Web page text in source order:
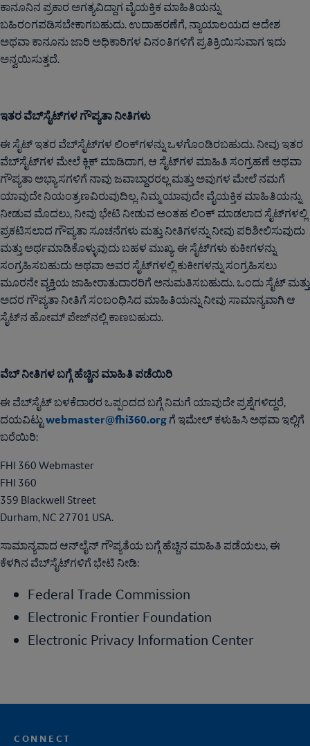
ಕಾನೂನಿನ ಪ್ರಕಾರ ಅಗತ್ಯವಿದ್ದಾಗ ವೈಯಕ್ತಿಕ ಮಾಹಿತಿಯನ್ನು
ಬಹಿರಂಗಪಡಿಸಬೇಕಾಗಬಹುದು. ಉದಾಹರಣೆಗೆ, ನ್ಯಾಯಾಲಯದ ಆದೇಶ
ಅಥವಾ ಕಾನೂನು ಜಾರಿ ಅಧಿಕಾರಿಗಳ ವಿನಂತಿಗಳಿಗೆ ಪ್ರತಿಕ್ರಿಯಿಸುವಾಗ ಇದು
ಅನ್ವಯಿಸುತ್ತದೆ.
ಇತರ ವೆಬ್‌ಸೈಟ್‌ಗಳ ಗೌಪ್ಯತಾ ನೀತಿಗಳು
ಈ ಸೈಟ್ ಇತರ ವೆಬ್‌ಸೈಟ್‌ಗಳ ಲಿಂಕ್‌ಗಳನ್ನು ಒಳಗೊಂಡಿರಬಹುದು. ನೀವು ಇತರ
ವೆಬ್‌ಸೈಟ್‌ಗಳ ಮೇಲೆ ಕ್ಲಿಕ್ ಮಾಡಿದಾಗ, ಆ ಸೈಟ್‌ಗಳ ಮಾಹಿತಿ ಸಂಗ್ರಹಣೆ ಅಥವಾ
ಗೌಪ್ಯತಾ ಅಭ್ಯಾಸಗಳಿಗೆ ನಾವು ಜವಾಬ್ದಾರರಲ್ಲ ಮತ್ತು ಅವುಗಳ ಮೇಲೆ ನಮಗೆ
ಯಾವುದೇ ನಿಯಂತ್ರಣವಿರುವುದಿಲ್ಲ. ನಿಮ್ಮ ಯಾವುದೇ ವೈಯಕ್ತಿಕ ಮಾಹಿತಿಯನ್ನು
ನೀಡುವ ಮೊದಲು, ನೀವು ಭೇಟಿ ನೀಡುವ ಅಂತಹ ಲಿಂಕ್ ಮಾಡಲಾದ ಸೈಟ್‌ಗಳಲ್ಲಿ
ಪ್ರಕಟಿಸಲಾದ ಗೌಪ್ಯತಾ ಸೂಚನೆಗಳು ಮತ್ತು ನೀತಿಗಳನ್ನು ನೀವು ಪರಿಶೀಲಿಸುವುದು
ಮತ್ತು ಅರ್ಥಮಾಡಿಕೊಳ್ಳುವುದು ಬಹಳ ಮುಖ್ಯ. ಈ ಸೈಟ್‌ಗಳು ಕುಕೀಗಳನ್ನು
ಸಂಗ್ರಹಿಸಬಹುದು ಅಥವಾ ಅವರ ಸೈಟ್‌ಗಳಲ್ಲಿ ಕುಕೀಗಳನ್ನು ಸಂಗ್ರಹಿಸಲು
ಮೂರನೇ ವ್ಯಕ್ತಿಯ ಜಾಹೀರಾತುದಾರರಿಗೆ ಅನುಮತಿಸಬಹುದು. ಒಂದು ಸೈಟ್ ಮತ್ತು
ಅದರ ಗೌಪ್ಯತಾ ನೀತಿಗೆ ಸಂಬಂಧಿಸಿದ ಮಾಹಿತಿಯನ್ನು ನೀವು ಸಾಮಾನ್ಯವಾಗಿ ಆ
ಸೈಟ್‌ನ ಹೋಮ್ ಪೇಜ್‌ನಲ್ಲಿ ಕಾಣಬಹುದು.
ವೆಬ್ ನೀತಿಗಳ ಬಗ್ಗೆ ಹೆಚ್ಚಿನ ಮಾಹಿತಿ ಪಡೆಯಿರಿ
ಈ ವೆಬ್‌ಸೈಟ್ ಬಳಕೆದಾರರ ಒಪ್ಪಂದದ ಬಗ್ಗೆ ನಿಮಗೆ ಯಾವುದೇ ಪ್ರಶ್ನೆಗಳಿದ್ದರೆ,
ದಯವಿಟ್ಟುwebmaster@fhi360.org ಗೆ ಇಮೇಲ್ ಕಳುಹಿಸಿ ಅಥವಾ ಇಲ್ಲಿಗೆ
ಬರೆಯಿರಿ:
FHI 360 Webmaster
FHI 360
359 Blackwell Street
Durham, NC 27701 USA.
ಸಾಮಾನ್ಯವಾದ ಆನ್‌ಲೈನ್ ಗೌಪ್ಯತೆಯ ಬಗ್ಗೆ ಹೆಚ್ಚಿನ ಮಾಹಿತಿ ಪಡೆಯಲು, ಈ
ಕೆಳಗಿನ ವೆಬ್‌ಸೈಟ್‌ಗಳಿಗೆ ಭೇಟಿ ನೀಡಿ:
Federal Trade Commission
Electronic Frontier Foundation
Electronic Privacy Information Center
CONNECT